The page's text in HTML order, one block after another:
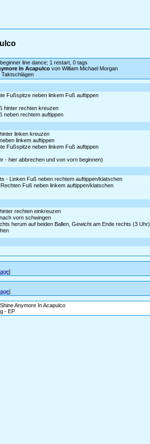
line dance; 1 restart, 0 tags
In Acapulco von William Michael Morgan
Taktschlägen
Fußspitze neben linkem Fuß auftippen
hinter rechten kreuzen
neben rechtem auftippen
linken kreuzen
linkem auftippen
Fußspitze neben linkem Fuß auftippen
- hier abbrechen und von vorn beginnen)
- Linken Fuß neben rechtem auftippen/klatschen
Fuß neben linkem auftippen/klatschen
rechten einkreuzen
vorn schwingen
herum auf beiden Ballen, Gewicht am Ende rechts (3 Uhr)
]
]
Anymore In Acapulco
- EP